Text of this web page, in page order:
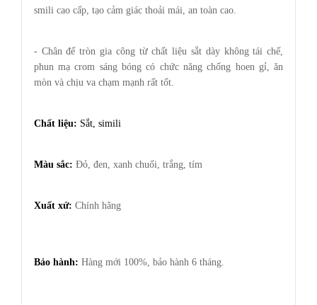
smili cao cấp, tạo cảm giác thoải mái, an toàn cao.
- Chân đế tròn gia công từ chất liệu sắt dày không tái chế,
phun mạ crom sáng bóng có chức năng chống hoen gỉ, ăn
mòn và chịu va chạm mạnh rất tốt.
Chất liệu: Sắt, simili
Màu sắc: Đỏ, đen, xanh chuối, trắng, tím
Xuất xứ: Chính hãng
Bảo hành: Hàng mới 100%, bảo hành 6 tháng.